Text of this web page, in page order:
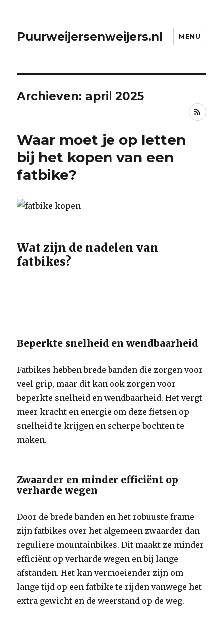
Puurweijersenweijers.nl MENU
Archieven: april 2025
RSS
Waar moet je op letten
bij het kopen van een
fatbike?
Wat zijn de nadelen van
fatbikes?
Beperkte snelheid en wendbaarheid
Fatbikes hebben brede banden die zorgen voor
veel grip, maar dit kan ook zorgen voor
beperkte snelheid en wendbaarheid. Het vergt
meer kracht en energie om deze fietsen op
snelheid te krijgen en scherpe bochten te
maken.
Zwaarder en minder efficiënt op
verharde wegen
Door de brede banden en het robuuste frame
zijn fatbikes over het algemeen zwaarder dan
reguliere mountainbikes. Dit maakt ze minder
efficiënt op verharde wegen en bij lange
afstanden. Het kan vermoeiender zijn om
lange tijd op een fatbike te rijden vanwege het
extra gewicht en de weerstand op de weg.